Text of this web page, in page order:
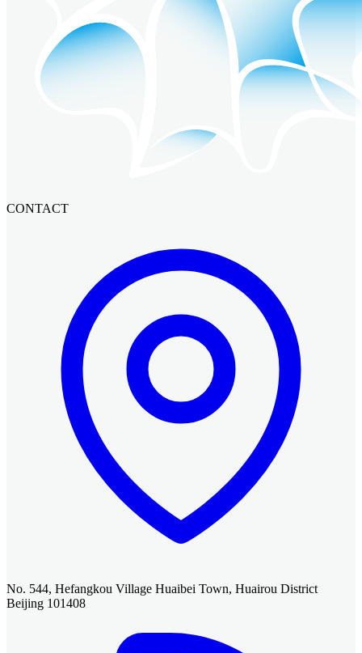
CONTACT
No. 544, Hefangkou Village Huaibei Town, Huairou District
Beijing 101408